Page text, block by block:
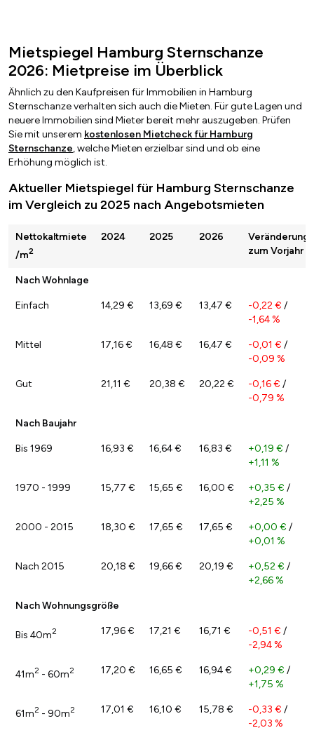
Mietspiegel Hamburg Sternschanze
2026: Mietpreise im Überblick
Ähnlich zu den Kaufpreisen für Immobilien in Hamburg
Sternschanze verhalten sich auch die Mieten. Für gute Lagen und
neuere Immobilien sind Mieter bereit mehr auszugeben. Prüfen
Sie mit unserem kostenlosen Mietcheck für Hamburg
Sternschanze, welche Mieten erzielbar sind und ob eine
Erhöhung möglich ist.
Aktueller Mietspiegel für Hamburg Sternschanze
im Vergleich zu 2025 nach Angebotsmieten
Nettokaltmiete
/m2
2024 2025 2026
Veränderung
zum Vorjahr
Nach Wohnlage
Einfach 14,29 € 13,69 € 13,47 € -0,22 € /
-1,64 %
Mittel 17,16 € 16,48 € 16,47 € -0,01 € /
-0,09 %
Gut 21,11 € 20,38 € 20,22 € -0,16 € /
-0,79 %
Nach Baujahr
Bis 1969 16,93 € 16,64 € 16,83 € +0,19 € /
+1,11 %
1970 - 1999 15,77 € 15,65 € 16,00 € +0,35 € /
+2,25 %
2000 - 2015 18,30 € 17,65 € 17,65 € +0,00 € /
+0,01 %
Nach 2015 20,18 € 19,66 € 20,19 € +0,52 € /
+2,66 %
Nach Wohnungsgröße
Bis 40m2 17,96 € 17,21 € 16,71 € -0,51 € /
-2,94 %
41m2 - 60m2 17,20 € 16,65 € 16,94 € +0,29 € /
+1,75 %
61m2 - 90m2 17,01 € 16,10 € 15,78 € -0,33 € /
-2,03 %